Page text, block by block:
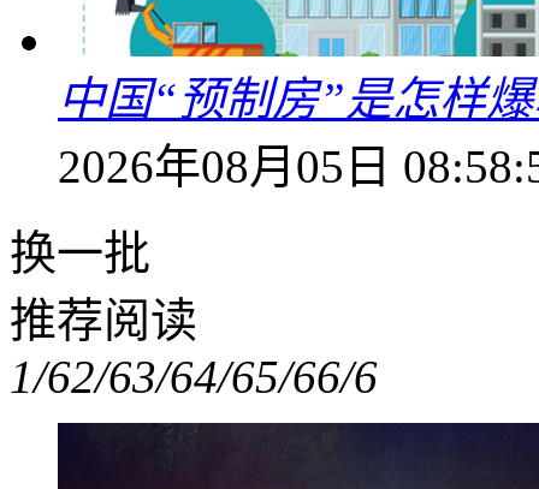
中国“预制房”是怎样
2026年08月05日
换一批
推荐阅读
1/62/63/64/65/66/6